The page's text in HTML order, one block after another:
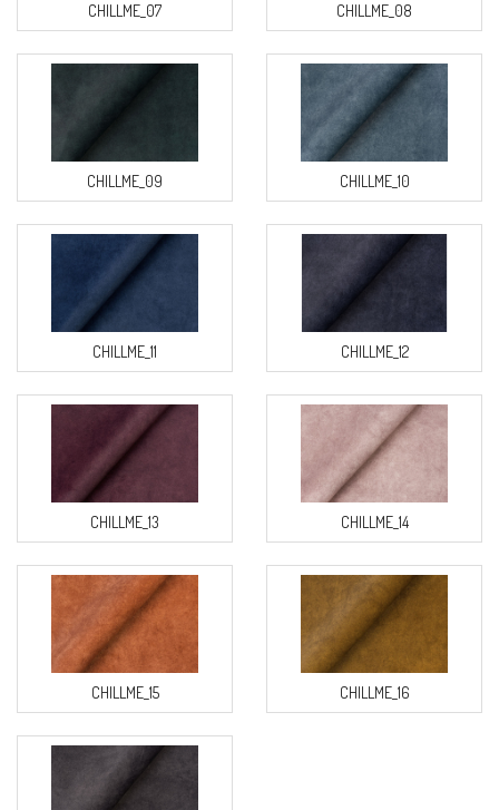
CHILLME_07 CHILLME_08
CHILLME_09 CHILLME_10
CHILLME_11 CHILLME_12
CHILLME_13 CHILLME_14
CHILLME_15 CHILLME_16